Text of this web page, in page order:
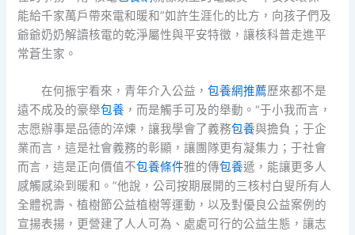
能給千家萬戶帶來電和暖和”如許生涯化的比方，向孩子們及
爺爺奶奶解讀核電的乾淨屬性與平安特徵，讓核科普走進平
常蒼生家。
在何振宇看來，青年介入公益， 包養網推薦歷來都不是
遠不成及的豪舉包養 ，而是觸手可及的舉動。“于小我而言，
志愿辦事是品德的淬煉，讓我學會了義務包養與擔負；于企
業而言，這是社會義務的彰顯，讓團隊更有凝集力；于社會
而言，這是正向價值不包養條件雅的傳包養遞，能讓更多人
感觸感染到暖和。”他說，公司按期展開的三核村白叟所有人
全體祝壽、植樹節公益植樹等運動，以及對優良公益案例的
宣揚表揚，更營建了人人可為、處處可行的公益生態，讓志